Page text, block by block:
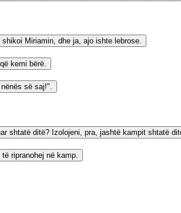
Miriamin, dhe ja, ajo ishte lebrose.
kemi bërë.
së saj!".
ditë? Izolojeni, pra, jashtë kampit shtatë
ripranohej në kamp.